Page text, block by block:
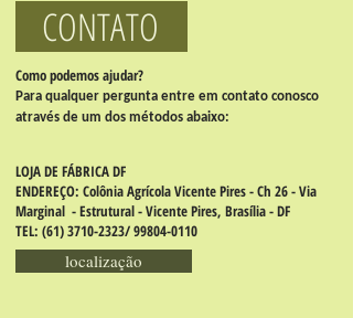
CONTATO
Como podemos ajudar?
Para qualquer pergunta entre em contato conosco
através de um dos métodos abaixo:
LOJA DE FÁBRICA DF
ENDEREÇO: Colônia Agrícola Vicente Pires - Ch 26 - Via
Marginal - Estrutural - Vicente Pires, Brasília - DF
TEL: (61) 3710-2323/99804-0110
localização